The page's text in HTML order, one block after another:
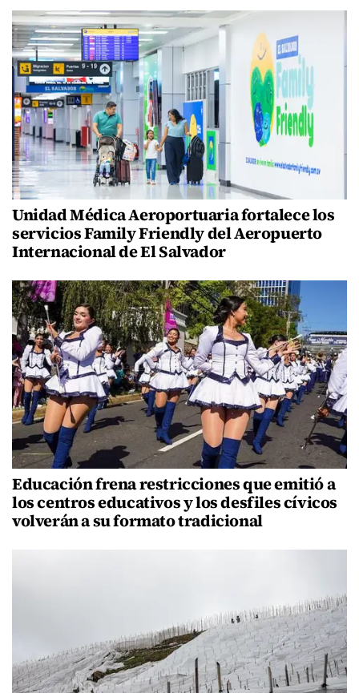
Unidad Médica Aeroportuaria fortalece los
servicios Family Friendly del Aeropuerto
Internacional de El Salvador
Educación frena restricciones que emitió a
los centros educativos y los desfiles cívicos
volverán a su formato tradicional